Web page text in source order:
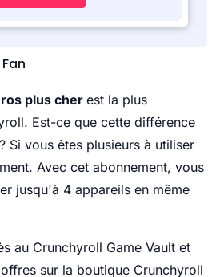
plus cherest la plus
Est-ce que cette différence
Si vous êtes plusieurs à utiliser
Avec cet abonnement, vous
jusqu'à 4 appareils en même
au Crunchyroll Game Vault et
sur la boutique Crunchyroll